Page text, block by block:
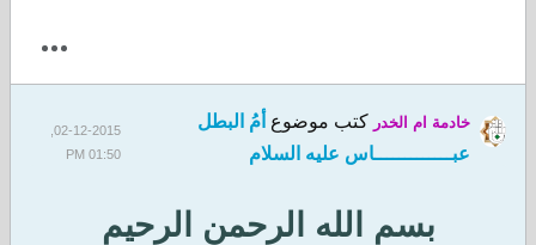
خادمة ام الخدر كتب موضوع أمُ البطل
عبـــــــــــــاس عليه السلام
01:50 PM
بسم الله الرحمن الرحيم